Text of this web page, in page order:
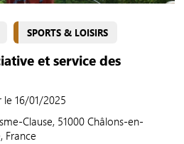
SPORTS & LOISIRS
et service des
le 16/01/2025
Clause, 51000 Châlons-en-
France